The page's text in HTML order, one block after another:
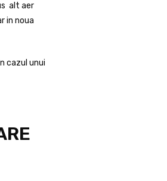
alt aer
in noua
cazul unui